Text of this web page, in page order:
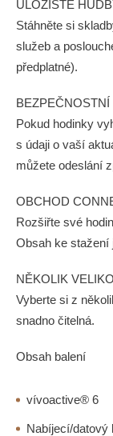
ÚLOŽIŠTĚ
Stáhněte si
služeb a
předplatné).
BEZPEČNOSTNÍ
Pokud hodinky
s údaji o vaší
můžete odeslání
OBCHOD
Rozšiřte své
Obsah ke
NĚKOLIK
Vyberte si z
snadno čitelná.
Obsah balení
vívoactive® 6
Nabíjecí/datový